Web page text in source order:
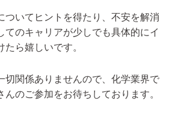
ついてヒントを得たり、不安を解消
てのキャリアが少しでも具体的にイ
たら嬉しいです。
切関係ありませんので、化学業界で
んのご参加をお待ちしております。